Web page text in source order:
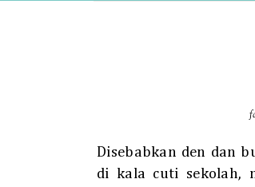
Disebabkan den dan
di kala cuti sekolah,